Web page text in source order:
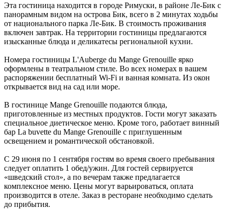
Эта гостиница находится в городе Римуски, в районе Ле-Бик с
панорамным видом на острова Бик, всего в 2 минутах ходьбы
от национального парка Ле-Бик. В стоимость проживания
включен завтрак. На территории гостиницы предлагаются
изысканные блюда и деликатесы региональной кухни.
Номера гостиницы L'Auberge du Mange Grenouille ярко
оформлены в театральном стиле. Во всех номерах в вашем
распоряжении бесплатный Wi-Fi и ванная комната. Из окон
открывается вид на сад или море.
В гостинице Mange Grenouille подаются блюда,
приготовленные из местных продуктов. Гости могут заказать
специальное диетическое меню. Кроме того, работает винный
бар La buvette du Mange Grenouille с приглушенным
освещением и романтической обстановкой.
С 29 июня по 1 сентября гостям во время своего пребывания
следует оплатить 1 обед/ужин. Для гостей сервируется
«шведский стол», а по вечерам также предлагается
комплексное меню. Цены могут варьироваться, оплата
производится в отеле. Заказ в ресторане необходимо сделать
до прибытия.